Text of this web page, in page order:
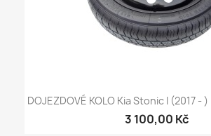
DOJEZDOVÉ KOLO Kia Stonic I (2017 - )
3 100,00 Kč